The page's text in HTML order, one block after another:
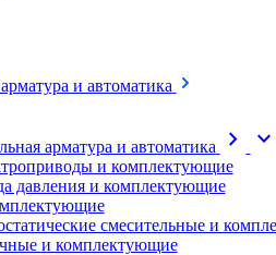
и автоматика
арматура и автоматика
chevron_right expand_more
и комплектующие
давления и комплектующие
смесительные и
и комплектующие